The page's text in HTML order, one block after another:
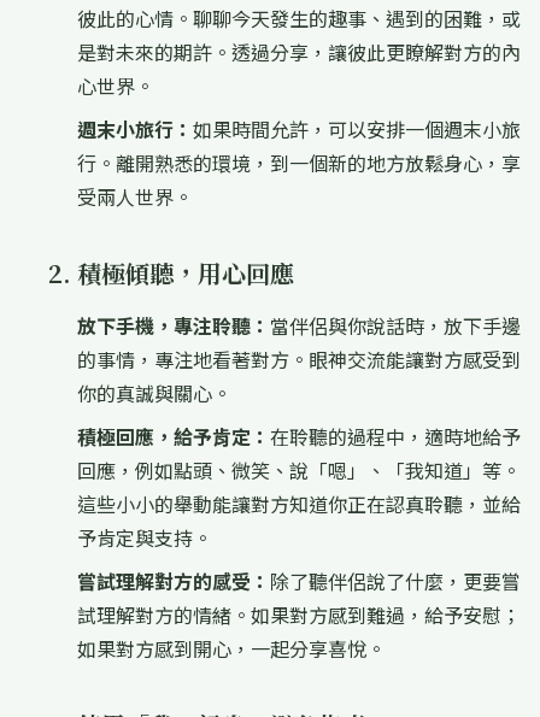
彼此的心情。聊聊今天發生的趣事、遇到的困難，或
是對未來的期許。透過分享，讓彼此更瞭解對方的內
心世界。
週末小旅行： 如果時間允許，可以安排一個週末小旅
行。離開熟悉的環境，到一個新的地方放鬆身心，享
受兩人世界。
2. 積極傾聽，用心回應
放下手機，專注聆聽： 當伴侶與你說話時，放下手邊
的事情，專注地看著對方。眼神交流能讓對方感受到
你的真誠與關心。
積極回應，給予肯定： 在聆聽的過程中，適時地給予
回應，例如點頭、微笑、說「嗯」、「我知道」等。
這些小小的舉動能讓對方知道你正在認真聆聽，並給
予肯定與支持。
嘗試理解對方的感受： 除了聽伴侶說了什麼，更要嘗
試理解對方的情緒。如果對方感到難過，給予安慰；
如果對方感到開心，一起分享喜悅。